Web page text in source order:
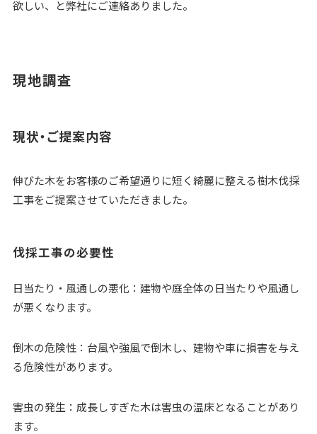
欲しい、と弊社にご連絡ありました。
現地調査
現状・ご提案内容
伸びた木をお客様のご希望通りに短く綺麗に整える樹木伐採
工事をご提案させていただきました。
伐採工事の必要性
日当たり・風通しの悪化：建物や庭全体の日当たりや風通し
が悪くなります。
倒木の危険性：台風や強風で倒木し、建物や車に損害を与え
る危険性があります。
害虫の発生：成長しすぎた木は害虫の温床となることがあり
ます。